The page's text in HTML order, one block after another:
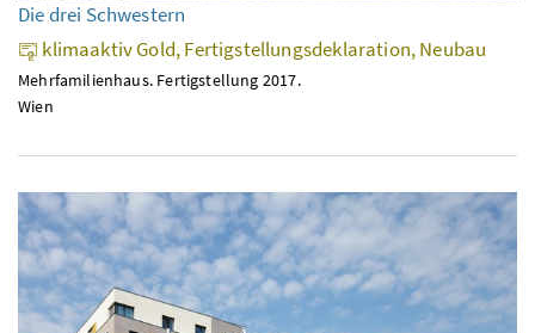
Die drei Schwestern
klimaaktiv Gold, Fertigstellungsdeklaration, Neubau
Mehrfamilienhaus. Fertigstellung 2017.
Wien